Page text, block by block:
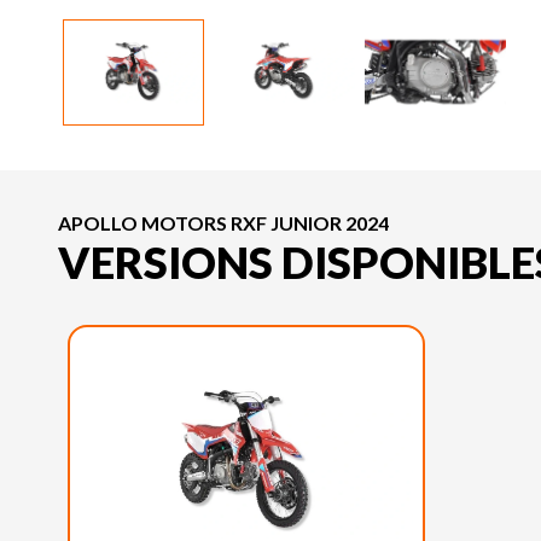
APOLLO MOTORS RXF JUNIOR 2024
VERSIONS